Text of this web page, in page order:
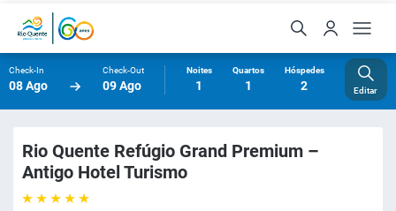
Check-In
08 Ago
Check-Out
09 Ago
Noites
1
Quartos
1
Hóspedes
2 Editar
Rio Quente Refúgio Grand Premium –
Antigo Hotel Turismo